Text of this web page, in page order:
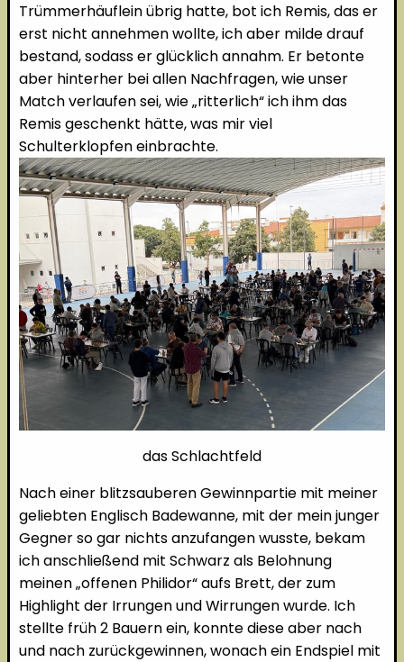
Trümmerhäuflein übrig hatte, bot ich Remis, das er
erst nicht annehmen wollte, ich aber milde drauf
bestand, sodass er glücklich annahm. Er betonte
aber hinterher bei allen Nachfragen, wie unser
Match verlaufen sei, wie „ritterlich“ ich ihm das
Remis geschenkt hätte, was mir viel
Schulterklopfen einbrachte.
das Schlachtfeld
Nach einer blitzsauberen Gewinnpartie mit meiner
geliebten Englisch Badewanne, mit der mein junger
Gegner so gar nichts anzufangen wusste, bekam
ich anschließend mit Schwarz als Belohnung
meinen „offenen Philidor“ aufs Brett, der zum
Highlight der Irrungen und Wirrungen wurde. Ich
stellte früh 2 Bauern ein, konnte diese aber nach
und nach zurückgewinnen, wonach ein Endspiel mit